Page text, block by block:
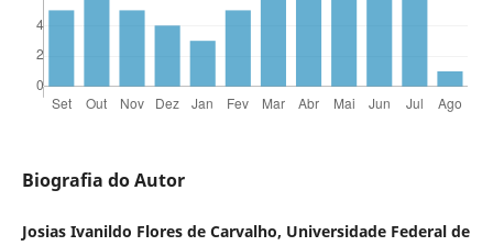
Biografia do Autor
Josias Ivanildo Flores de Carvalho, Universidade Federal de